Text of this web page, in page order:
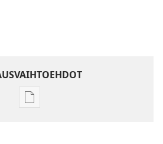
Julkaisujen